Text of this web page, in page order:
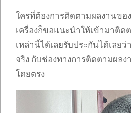
ใครที่ต้องการติดตามผลงานขอ
เครื่องก็ขอแนะนำให้เข้ามาติด
เหล่านี้ได้เลยรับประกันได้เลย
จริง กับช่องทางการติดตามผลง
โดยตรง